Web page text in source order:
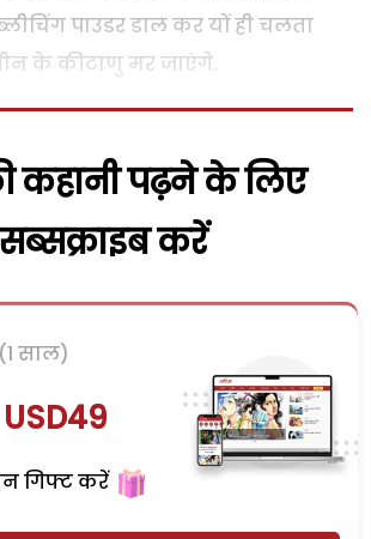
पाउडर डाल कर यों ही चलता
के कीटाणु मर जाएंगे.
कहानी पढ़ने के लिए
सब्सक्राइब करें
(1 साल)
USD49
गिफ्ट करें